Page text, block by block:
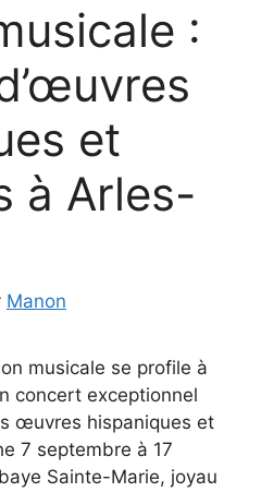
:
et
à Arles-
Manon
musicale se profile à
concert exceptionnel
œuvres hispaniques et
7 septembre à 17
Sainte-Marie, joyau